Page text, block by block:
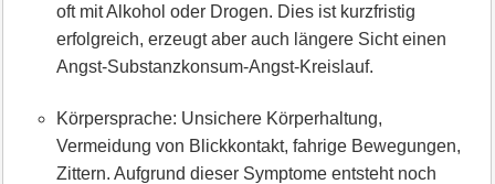
oft mit Alkohol oder Drogen. Dies ist kurzfristig
erfolgreich, erzeugt aber auch längere Sicht einen
Angst-Substanzkonsum-Angst-Kreislauf.
Körpersprache: Unsichere Körperhaltung,
Vermeidung von Blickkontakt, fahrige Bewegungen,
Zittern. Aufgrund dieser Symptome entsteht noch